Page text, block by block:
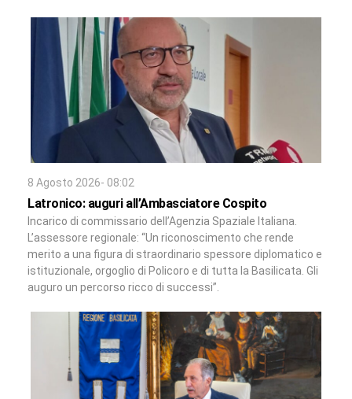
8 Agosto 2026- 08:02
Latronico: auguri all’Ambasciatore Cospito
Incarico di commissario dell’Agenzia Spaziale Italiana.
L’assessore regionale: “Un riconoscimento che rende
merito a una figura di straordinario spessore diplomatico e
istituzionale, orgoglio di Policoro e di tutta la Basilicata. Gli
auguro un percorso ricco di successi”.